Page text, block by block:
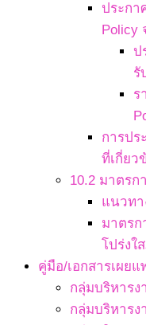
ประกา
Policy
ป
รั
ร
การปร
ที่เกี่ยว
10.2 มาตรก
แนวทา
มาตรก
โปร่งใ
คู่มือ/เอกสารเผยแ
กลุ่มบริหาร
กลุ่มบริหาร